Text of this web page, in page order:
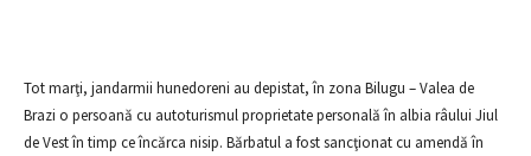
Tot marţi, jandarmii hunedoreni au depistat, în zona Bilugu – Valea de
Brazi o persoană cu autoturismul proprietate personală în albia râului Jiul
de Vest în timp ce încărca nisip. Bărbatul a fost sancţionat cu amendă în